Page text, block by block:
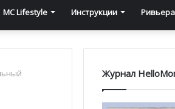
MC Lifestyle Инструкции Ривьера
Журнал